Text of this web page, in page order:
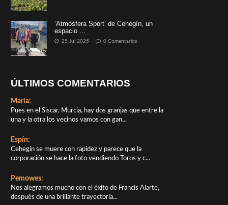
‘Atmósfera Sport’ de Cehegín, un
espacio ...
25 Jul 2025 0 Comentarios
ÚLTIMOS COMENTARIOS
María:
Pues en el Siscar, Murcia, hay dos granjas que entre la
una y la otra los vecinos vamos con gan...
Espín:
Cehegín se muere con rapidez y parece que la
corporación se hace la foto vendiendo Toros y c...
Pemowes:
Nos alegramos mucho con el éxito de Francis Alarte,
después de una brillante trayectoria...